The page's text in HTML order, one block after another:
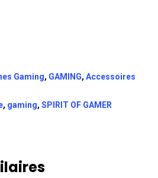
Gaming, GAMING, Accessoires
, gaming, SPIRIT OF GAMER